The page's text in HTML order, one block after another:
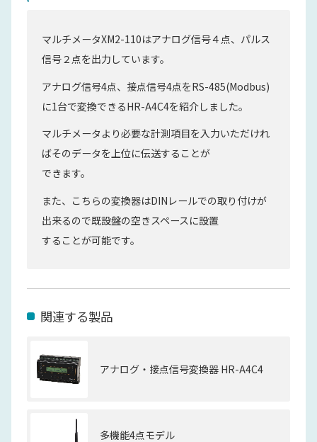
マルチメータXM2-110はアナログ信号４点、パルス
信号２点を出力しています。
アナログ信号4点、接点信号4点をRS-485(Modbus)
に1台で変換できるHR-A4C4を紹介しました。
マルチメータより必要な計測項目を入力いただけれ
ばそのデータを上位に伝送することが
できます。
また、こちらの変換器はDINレールでの取り付けが
出来るので既設盤の空きスペースに設置
することが可能です。
関連する製品
アナログ・接点信号変換器 HR-A4C4
多機能4点モデル